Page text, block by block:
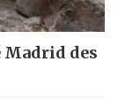
Madrid des